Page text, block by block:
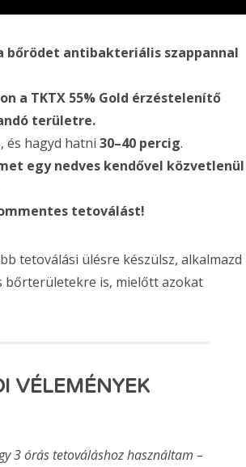
bőrödet antibakteriális szappannal
a TKTX 55% Gold érzéstelenítő
területre.
, és hagyd hatni30–40 percig.
egy nedves kendővel közvetlenül
tetoválást!
tetoválási ülésre készülsz, alkalmazd
bőrterületekre is, mielőtt azokat
VÉLEMÉNYEK
3 órás tetováláshoz használtam –